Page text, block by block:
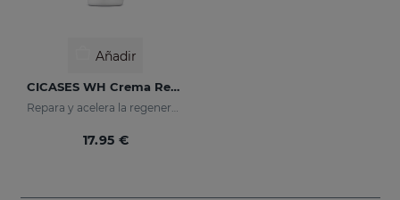
Añadir
CICASES WH Crema Reparadora
Repara y acelera la regeneración de la piel
17.95 €